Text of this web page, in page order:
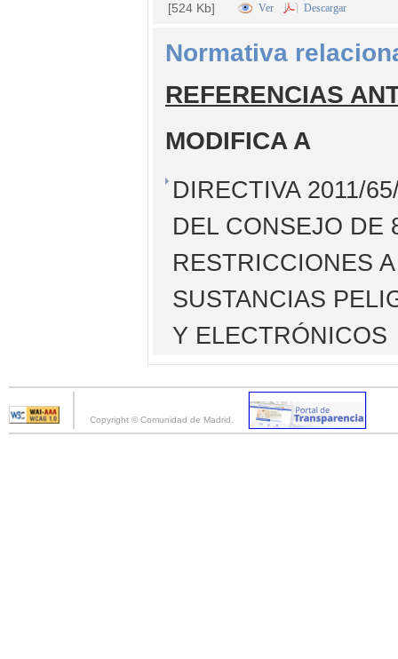
[524 Kb] Ver Descargar
Normativa
REFERENCIAS
MODIFICA A
DIRECTIVA 2011/
DEL CONSEJO DE
RESTRICCIONES
SUSTANCIAS
Y ELECTRÓNICOS
Copyright © Comunidad de Madrid.